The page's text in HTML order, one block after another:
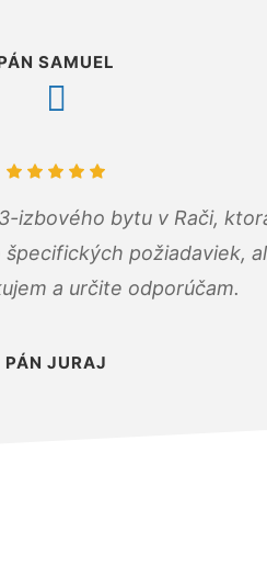
SAMUEL
izbového bytu v Rači,
požiadaviek,
a určite odporúčam.
PÁN JURAJ